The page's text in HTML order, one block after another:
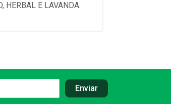
HERBAL E LAVANDA.